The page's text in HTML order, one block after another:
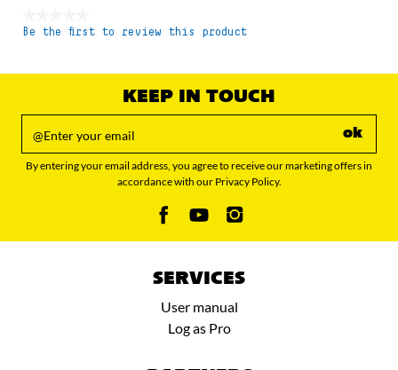
No
Be the first to review this product
KEEP IN TOUCH
ok
By entering your email address, you agree to receive our marketing offers in
accordance with our Privacy Policy.
SERVICES
User manual
Log as Pro